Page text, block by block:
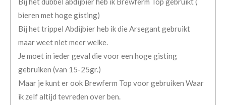
bieren met hoge gisting)
Bij het trippel Abdijbier heb ik die Arsegant gebruikt
maar weet niet meer welke.
Je moet in ieder geval die voor een hoge gisting
gebruiken (van 15-25gr.)
Maar je kunt er ook Brewferm Top voor gebruiken Waar
ik zelf altijd tevreden over ben.